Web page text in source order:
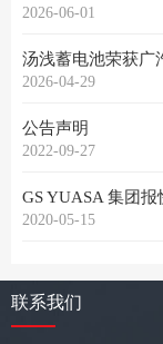
2026-06-01
汤浅蓄电池荣获广
2026-04-29
公告声明
2022-09-27
GS YUASA 集团报
2020-05-15
联系我们